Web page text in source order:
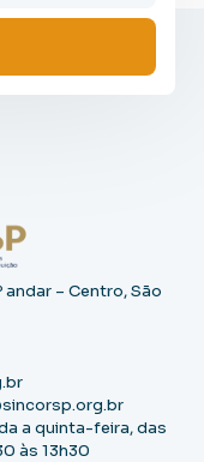
andar – Centro, São
a quinta-feira, das
às 13h30